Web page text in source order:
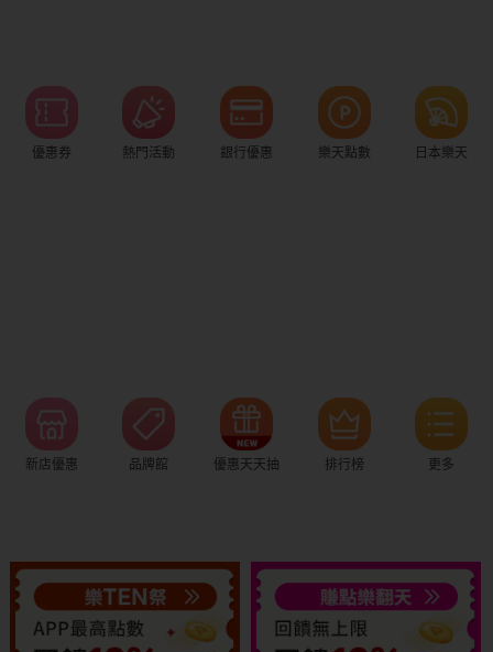
優惠券 熱門活動 銀行優惠 樂天點數 日本樂天
新店優惠 品牌館 優惠天天抽 排行榜 更多